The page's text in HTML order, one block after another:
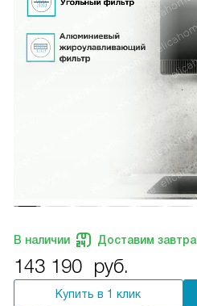
В наличии Доставим завтра
143 190 руб.
Купить в 1 клик